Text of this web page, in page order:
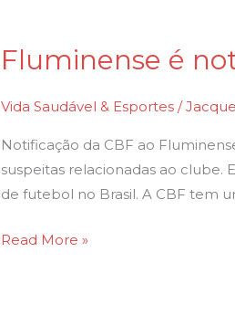
Fluminense é
Vida Saudável & Esportes /
Notificação da CBF ao
suspeitas relacionadas ao clube.
de futebol no Brasil. A CBF tem
Fluminense
notificado
CBF
por
apostas
Read More »